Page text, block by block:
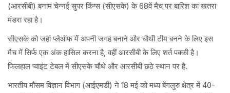
(आरसीबी) बनाम चेन्नई सुपर किंग्स (सीएसके) के 68वें मैच पर बारिश का खतरा
मंडरा रहा है।
सीएसके को जहां प्लेऑफ में अपनी जगह बनाने और चौथी टीम बनने के लिए इस
मैच में सिर्फ एक अंक हासिल करना है, वहीं आरसीबी के लिए शर्त पक्की है।
फिलहाल प्वाइंट टेबल में सीएसके चौथे और आरसीबी छठे स्थान पर है.
भारतीय मौसम विज्ञान विभाग (आईएमडी) ने 18 मई को मध्य बेंगलुरु क्षेत्र में 40-